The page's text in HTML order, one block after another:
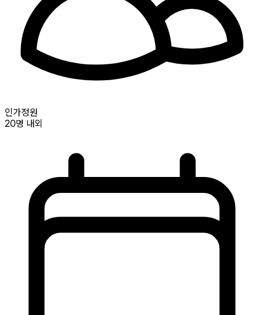
인가정원
20명 내외